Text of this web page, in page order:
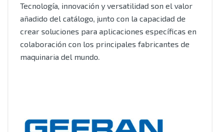
Tecnología, innovación y versatilidad son el valor
añadido del catálogo, junto con la capacidad de
crear soluciones para aplicaciones específicas en
colaboración con los principales fabricantes de
maquinaria del mundo.